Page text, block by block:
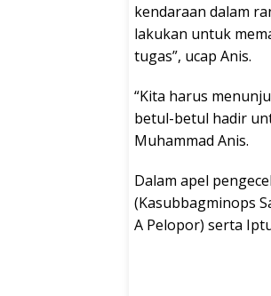
kendaraan dalam
lakukan untuk
tugas”, ucap Anis.
“Kita harus
betul-betul hadir
Muhammad Anis.
Dalam apel
(Kasubbagminops
A Pelopor) serta